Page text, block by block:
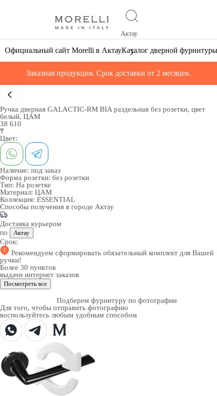
Актау
Официальный сайт Morelli в АктауКаталог дверной фурнитуры
Заказная продукция. Срок доставки от 2 месяцев.
Ручка дверная GALACTIC-RM BIA раздельная без розетки, цвет
белый, ЦАМ
38 610
₸
Цвет:
Наличие: под заказ
Форма розетки: без розетки
Тип: На розетке
Материал: ЦАМ
Коллекция: ESSENTIAL
Способы получения в городе Актау
Доставка курьером
по
Актау
Срок:
Рекомендуем сформировать обязательный комплект для Вашей
ручки!
Более 30 пунктов
выдачи интернет заказов
Посмотреть все
Подберем фурнитуру по фотографии
Для того, чтобы отправить фотографию
воспользуйтесь любым удобным способом